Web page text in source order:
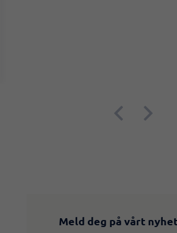
 
Meld deg på vårt